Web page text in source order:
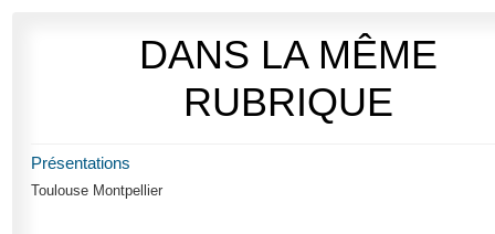
DANS LA MÊME
RUBRIQUE
Présentations
Toulouse Montpellier